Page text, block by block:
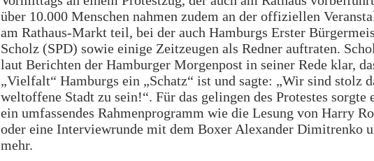
über 10.000 Menschen nahmen zudem an der offiziellen
am Rathaus-Markt teil, bei der auch Hamburgs Erster
Scholz (SPD) sowie einige Zeitzeugen als Redner auftraten.
laut Berichten der Hamburger Morgenpost in seiner Rede klar,
„Vielfalt“ Hamburgs ein „Schatz“ ist und sagte: „Wir sind stolz
weltoffene Stadt zu sein!“. Für das gelingen des Protestes sorgte
ein umfassendes Rahmenprogramm wie die Lesung von Harry
oder eine Interviewrunde mit dem Boxer Alexander Dimitrenko
mehr.